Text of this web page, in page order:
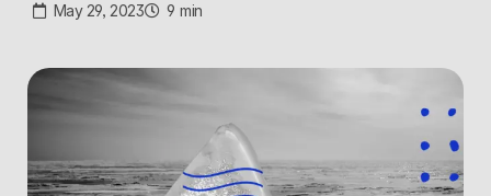
May 29, 2023 9 min